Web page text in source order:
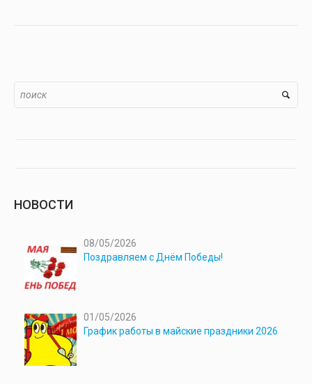
НОВОСТИ
08/05/2026
Поздравляем с Днём Победы!
01/05/2026
График работы в майские праздники 2026